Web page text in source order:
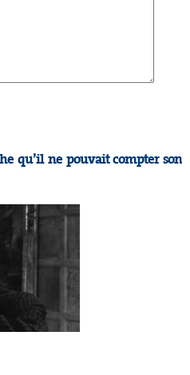
qu’il ne pouvait compter son